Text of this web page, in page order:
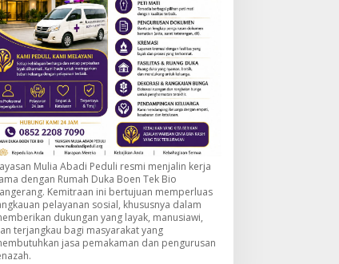
Mulia Abadi Peduli resmi menjalin kerja
dengan Rumah Duka Boen Tek Bio
Kemitraan ini bertujuan memperluas
pelayanan sosial, khususnya dalam
dukungan yang layak, manusiawi,
terjangkau bagi masyarakat yang
jasa pemakaman dan pengurusan